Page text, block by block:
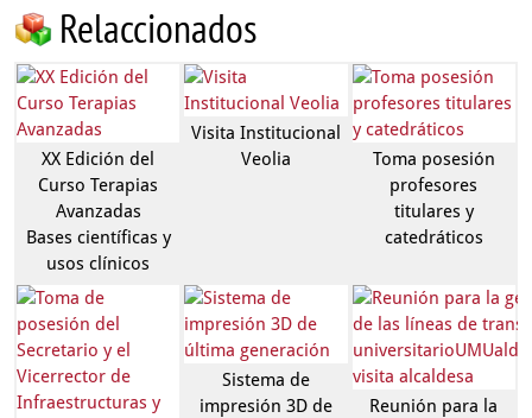
Relaccionados
XX Edición del
Curso Terapias
Avanzadas
Bases científicas y
usos clínicos
Visita Institucional
Veolia
Toma posesión
profesores
titulares y
catedráticos
Sistema de
impresión 3D de
Reunión para la